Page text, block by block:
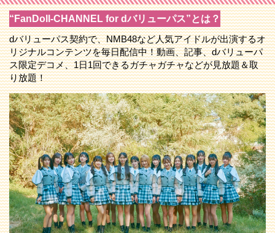
“FanDoll-CHANNEL for dバリューパス”とは？
dバリューパス契約で、NMB48など人気アイドルが出演するオ
リジナルコンテンツを毎日配信中！動画、記事、dバリューパ
ス限定デコメ、1日1回できるガチャガチャなどが見放題＆取
り放題！